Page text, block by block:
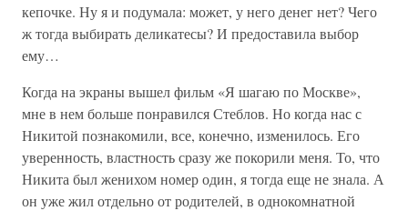
кепочке. Ну я и подумала: может, у него денег нет? Чего
ж тогда выбирать деликатесы? И предоставила выбор
ему…
Когда на экраны вышел фильм «Я шагаю по Москве»,
мне в нем больше понравился Стеблов. Но когда нас с
Никитой познакомили, все, конечно, изменилось. Его
уверенность, властность сразу же покорили меня. То, что
Никита был женихом номер один, я тогда еще не знала. А
он уже жил отдельно от родителей, в однокомнатной